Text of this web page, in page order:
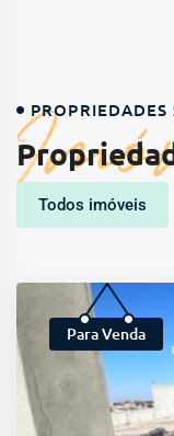
Todos imóveis
Para Venda